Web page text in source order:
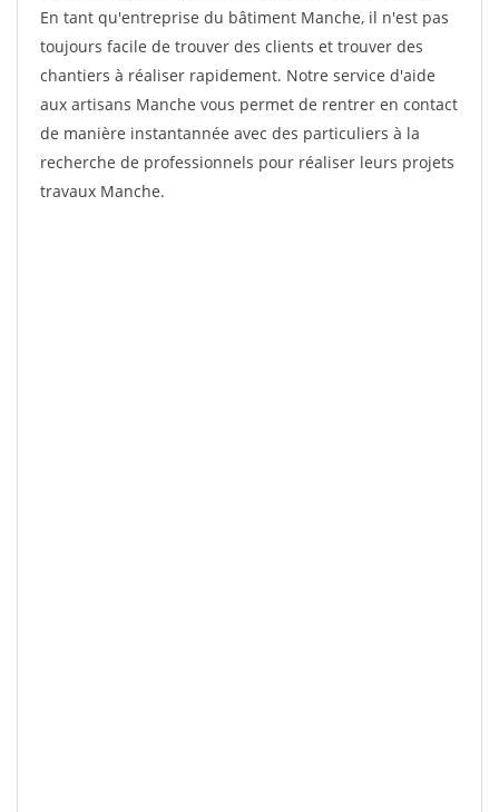
En tant qu'entreprise du bâtiment Manche, il n'est pas
toujours facile de trouver des clients et trouver des
chantiers à réaliser rapidement. Notre service d'aide
aux artisans Manche vous permet de rentrer en contact
de manière instantannée avec des particuliers à la
recherche de professionnels pour réaliser leurs projets
travaux Manche.